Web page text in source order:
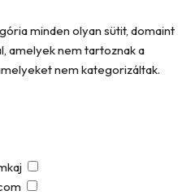
minden olyan sütit, domaint
amelyek nem tartoznak a
nem kategorizáltak.